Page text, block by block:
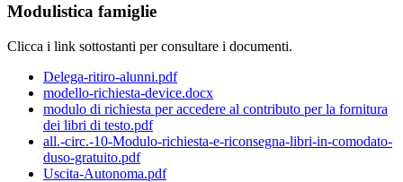
Modulistica famiglie
Clicca i link sottostanti per consultare i documenti.
Delega-ritiro-alunni.pdf
modello-richiesta-device.docx
modulo di richiesta per accedere al contributo per la fornitura
dei libri di testo.pdf
all.-circ.-10-Modulo-richiesta-e-riconsegna-libri-in-comodato-
duso-gratuito.pdf
Uscita-Autonoma.pdf